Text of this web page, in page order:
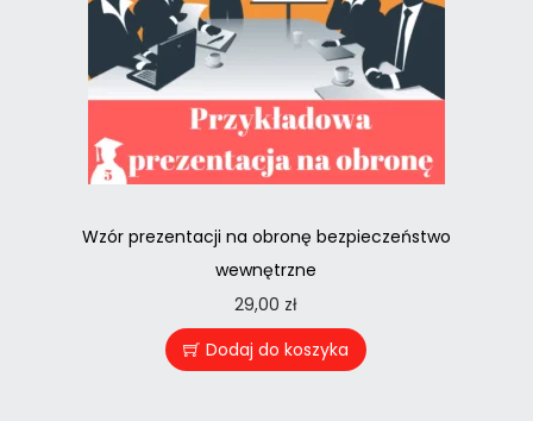
Wzór prezentacji na obronę bezpieczeństwo
wewnętrzne
29,00 zł
Dodaj do koszyka